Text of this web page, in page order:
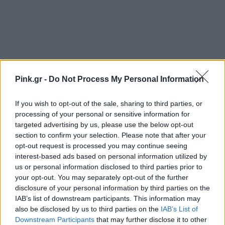
Pink.gr - Do Not Process My Personal Information
If you wish to opt-out of the sale, sharing to third parties, or
processing of your personal or sensitive information for
targeted advertising by us, please use the below opt-out
section to confirm your selection. Please note that after your
opt-out request is processed you may continue seeing
interest-based ads based on personal information utilized by
us or personal information disclosed to third parties prior to
your opt-out. You may separately opt-out of the further
disclosure of your personal information by third parties on the
IAB’s list of downstream participants. This information may
also be disclosed by us to third parties on the IAB’s List of
Downstream Participants that may further disclose it to other
Ακολουθήστε το Pink.gr στοGoogle Newsκαι
μάθετε πρώτοι τα πιο hot νέα.
Ακολουθήστε το Pink.gr και στοInstagram